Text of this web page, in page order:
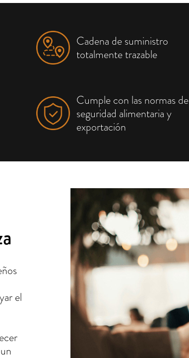
Cadena de suministro
totalmente trazable
Cumple con las normas de
seguridad alimentaria y
exportación
el